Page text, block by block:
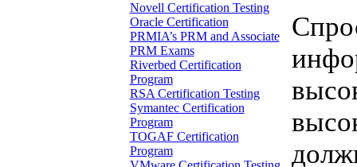
Novell Certification Testing
Oracle Certification
PRMIA’s PRM and Associate
PRM Exams
Riverbed Certification
Program
RSA Certification Testing
Symantec Certification
Program
TOGAF Certification
Program